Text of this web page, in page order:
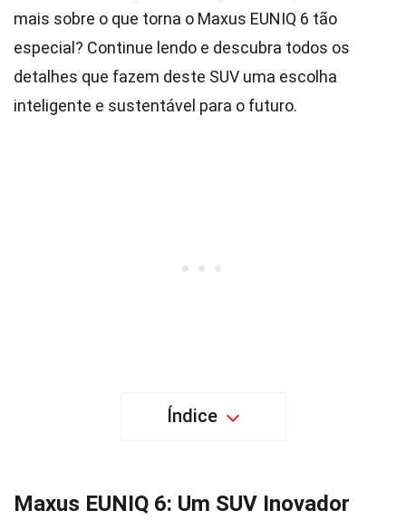
mais sobre o que torna o Maxus EUNIQ 6 tão
especial? Continue lendo e descubra todos os
detalhes que fazem deste SUV uma escolha
inteligente e sustentável para o futuro.
Índice
Maxus EUNIQ 6: Um SUV Inovador